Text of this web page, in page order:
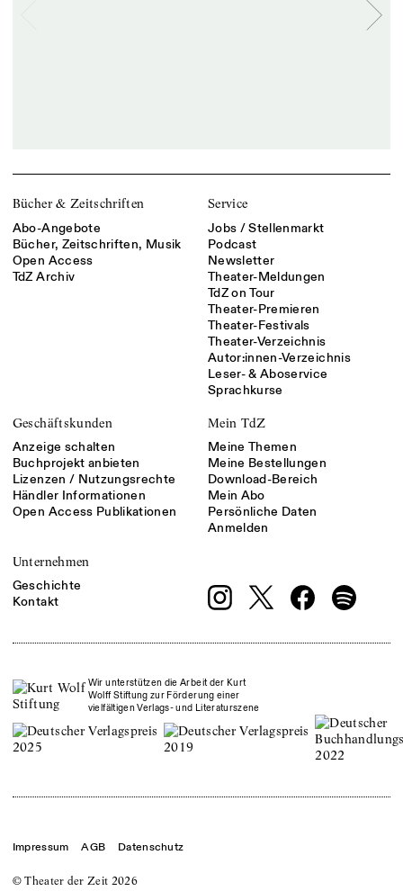
Bücher & Zeitschriften
Abo-Angebote
Bücher, Zeitschriften, Musik
Open Access
TdZ Archiv
Service
Jobs / Stellenmarkt
Podcast
Newsletter
Theater-Meldungen
TdZ on Tour
Theater-Premieren
Theater-Festivals
Theater-Verzeichnis
Autor:innen-Verzeichnis
Leser- & Aboservice
Sprachkurse
Geschäftskunden
Anzeige schalten
Buchprojekt anbieten
Lizenzen / Nutzungsrechte
Händler Informationen
Open Access Publikationen
Mein TdZ
Meine Themen
Meine Bestellungen
Download-Bereich
Mein Abo
Persönliche Daten
Anmelden
Unternehmen
Geschichte
Kontakt
Wir unterstützen die Arbeit der Kurt
Wolff Stiftung zur Förderung einer
vielfältigen Verlags- und Literaturszene
© Theater der Zeit 2026
Impressum AGB Datenschutz